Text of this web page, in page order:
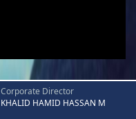
Corporate Director
KHALID HAMID HASSAN M